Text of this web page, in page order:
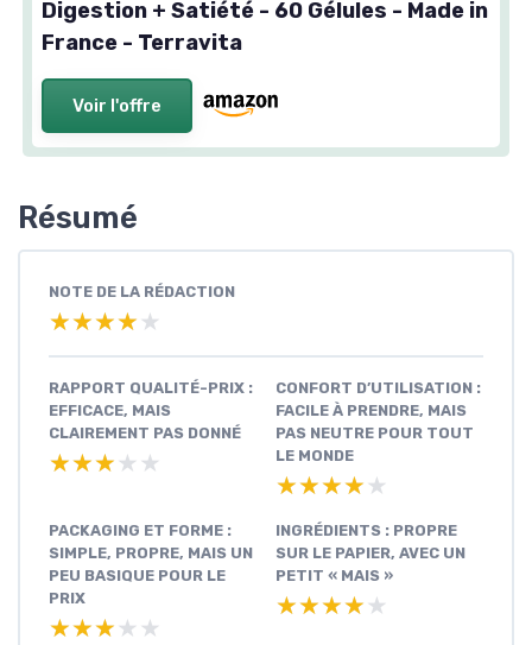
Digestion + Satiété - 60 Gélules - Made in
France - Terravita
Voir l'offre
Résumé
NOTE DE LA RÉDACTION
★★★★★
★★★★★
RAPPORT QUALITÉ-PRIX :
EFFICACE, MAIS
CLAIREMENT PAS DONNÉ
★★★★★
★★★★★
CONFORT D’UTILISATION :
FACILE À PRENDRE, MAIS
PAS NEUTRE POUR TOUT
LE MONDE
★★★★★
★★★★★
PACKAGING ET FORME :
SIMPLE, PROPRE, MAIS UN
PEU BASIQUE POUR LE
PRIX
★★★★★
★★★★★
INGRÉDIENTS : PROPRE
SUR LE PAPIER, AVEC UN
PETIT « MAIS »
★★★★★
★★★★★